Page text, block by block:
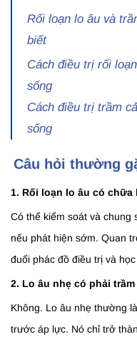
Rối loạn lo âu và
biết
Cách điều trị rối
sống
Cách điều trị trầm
sống
Câu hỏi thường
1. Rối loạn lo âu có
Có thể kiểm soát và chung
nếu phát hiện sớm. Quan
đuổi phác đồ điều trị và
2. Lo âu nhẹ có phải
Không. Lo âu nhẹ thường
trước áp lực. Nó chỉ trở